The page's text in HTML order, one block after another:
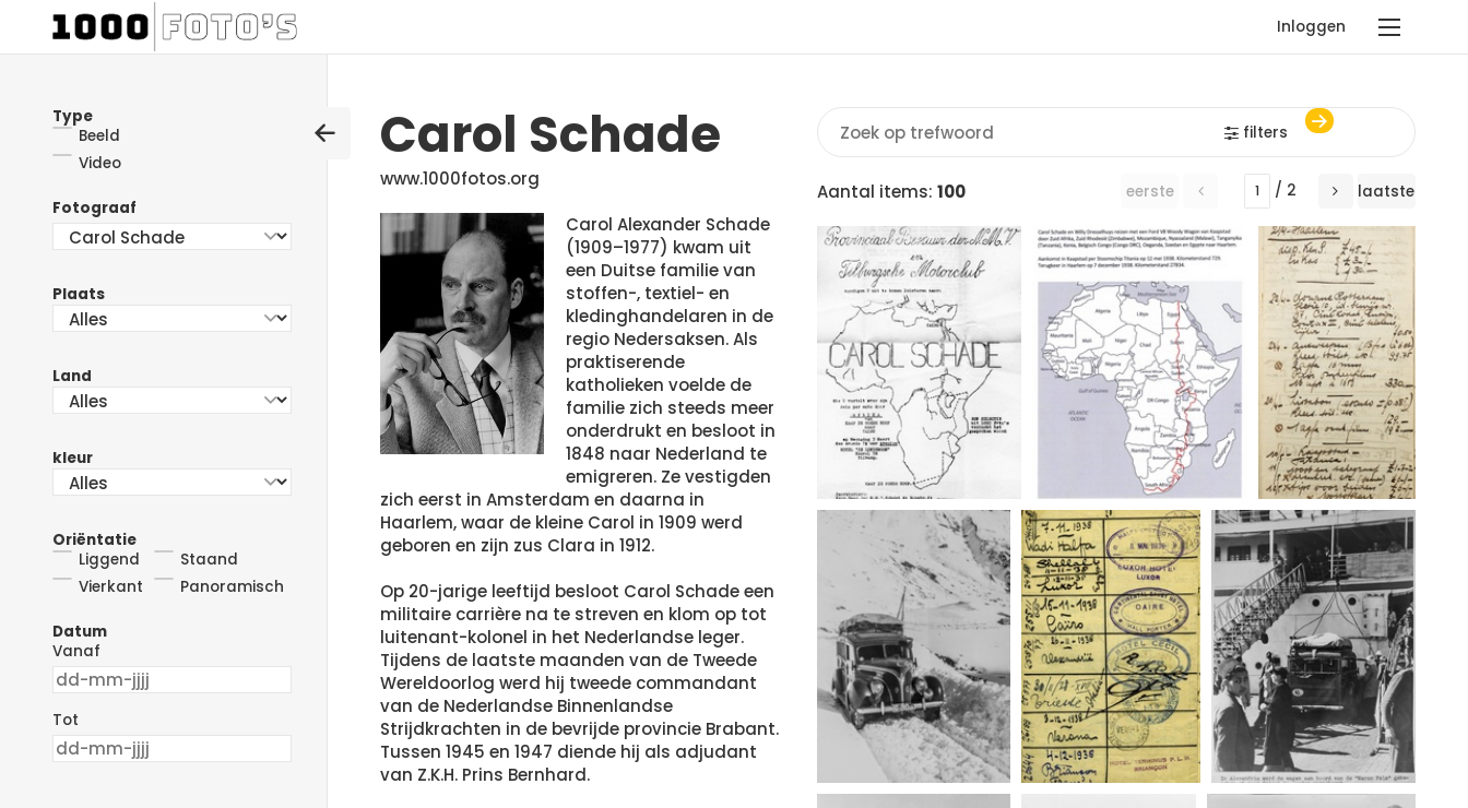
Inloggen
Type
Beeld
Video
Fotograaf
Plaats
Land
kleur
Oriëntatie
Liggend
Staand
Vierkant
Panoramisch
Datum
Vanaf
Tot
Carol Schade
www.1000fotos.org
Carol Alexander Schade
(1909–1977) kwam uit
een Duitse familie van
stoffen-, textiel- en
kledinghandelaren in de
regio Nedersaksen. Als
praktiserende
katholieken voelde de
familie zich steeds meer
onderdrukt en besloot in
1848 naar Nederland te
emigreren. Ze vestigden
zich eerst in Amsterdam en daarna in
Haarlem, waar de kleine Carol in 1909 werd
geboren en zijn zus Clara in 1912.
Op 20-jarige leeftijd besloot Carol Schade een
militaire carrière na te streven en klom op tot
luitenant-kolonel in het Nederlandse leger.
Tijdens de laatste maanden van de Tweede
Wereldoorlog werd hij tweede commandant
van de Nederlandse Binnenlandse
Strijdkrachten in de bevrijde provincie Brabant.
Tussen 1945 en 1947 diende hij als adjudant
van Z.K.H. Prins Bernhard.
filters
Aantal items: 100 eerste / 2 laatste